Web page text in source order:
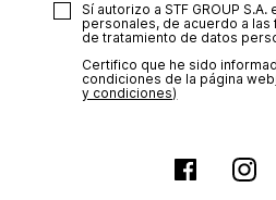
Sí autorizo a STF GROUP
personales, de acuerdo a
de tratamiento de datos
Certifico que he sido
condiciones de la página web‎
y condiciones)